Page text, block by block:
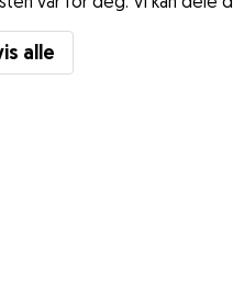
alle